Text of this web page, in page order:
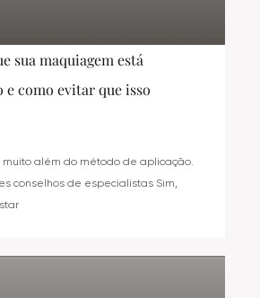
sua maquiagem está
e como evitar que isso
muito além do método de aplicação.
conselhos de especialistas Sim,